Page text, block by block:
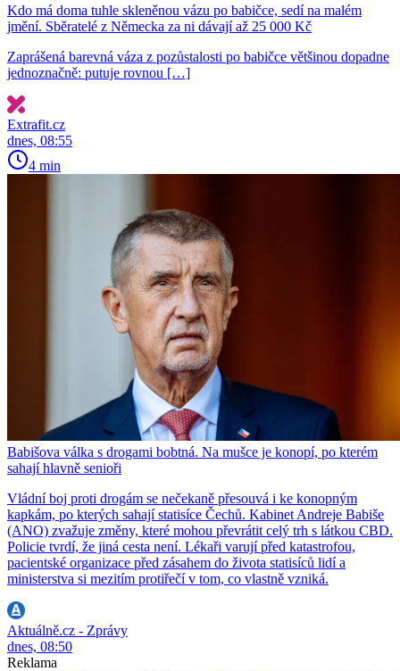
Kdo má doma tuhle skleněnou vázu po babičce, sedí na malém
jmění. Sběratelé z Německa za ni dávají až 25 000 Kč
Zaprášená barevná váza z pozůstalosti po babičce většinou dopadne
jednoznačně: putuje rovnou […]
Extrafit.cz
dnes, 08:55
4 min
Babišova válka s drogami bobtná. Na mušce je konopí, po kterém
sahají hlavně senioři
Vládní boj proti drogám se nečekaně přesouvá i ke konopným
kapkám, po kterých sahají statisíce Čechů. Kabinet Andreje Babiše
(ANO) zvažuje změny, které mohou převrátit celý trh s látkou CBD.
Policie tvrdí, že jiná cesta není. Lékaři varují před katastrofou,
pacientské organizace před zásahem do života statisíců lidí a
ministerstva si mezitím protiřečí v tom, co vlastně vzniká.
Aktuálně.cz - Zprávy
dnes, 08:50
Reklama